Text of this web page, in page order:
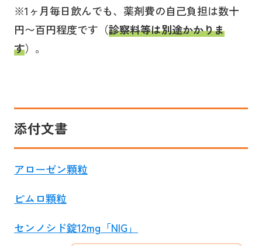
※1ヶ月毎日飲んでも、薬剤費の自己負担は数十
円〜百円程度です（診察料等は別途かかりま
す）。
添付文書
アローゼン顆粒
ピムロ顆粒
センノシド錠12mg「NIG」